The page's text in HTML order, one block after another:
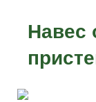
Навес